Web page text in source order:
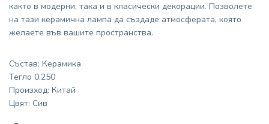
както в модерни, така и в класически декорации. Позволете
на тази керамична лампа да създаде атмосферата, която
желаете във вашите пространства.
Състав: Керамика
Тегло 0.250
Произход: Китай
Цвят: Сив